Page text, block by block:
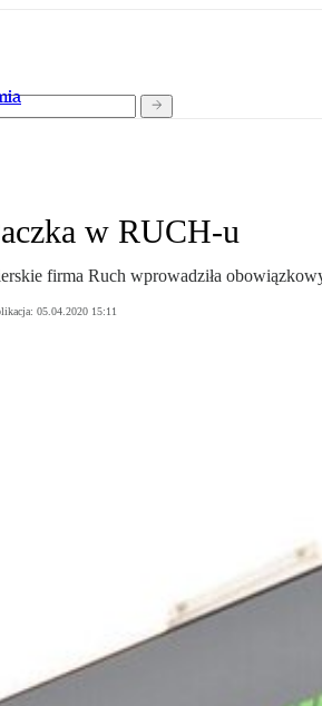
w RUCH-u
firma Ruch wprowadziła
05.04.2020 15:11